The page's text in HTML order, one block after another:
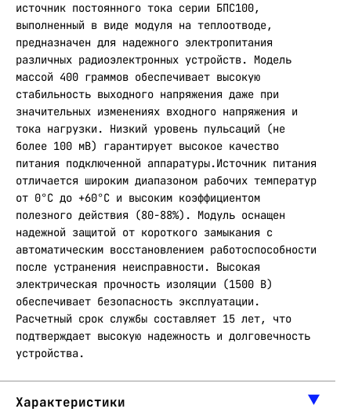
источник постоянного тока серии БПС100,
выполненный в виде модуля на теплоотводе,
предназначен для надежного электропитания
различных радиоэлектронных устройств. Модель
массой 400 граммов обеспечивает высокую
стабильность выходного напряжения даже при
значительных изменениях входного напряжения и
тока нагрузки. Низкий уровень пульсаций (не
более 100 мВ) гарантирует высокое качество
питания подключенной аппаратуры.Источник питания
отличается широким диапазоном рабочих температур
от 0°C до +60°C и высоким коэффициентом
полезного действия (80-88%). Модуль оснащен
надежной защитой от короткого замыкания с
автоматическим восстановлением работоспособности
после устранения неисправности. Высокая
электрическая прочность изоляции (1500 В)
обеспечивает безопасность эксплуатации.
Расчетный срок службы составляет 15 лет, что
подтверждает высокую надежность и долговечность
устройства.
Характеристики